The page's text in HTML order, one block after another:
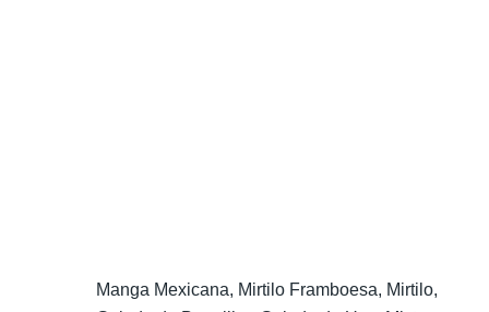
Manga Mexicana, Mirtilo Framboesa, Mirtilo,